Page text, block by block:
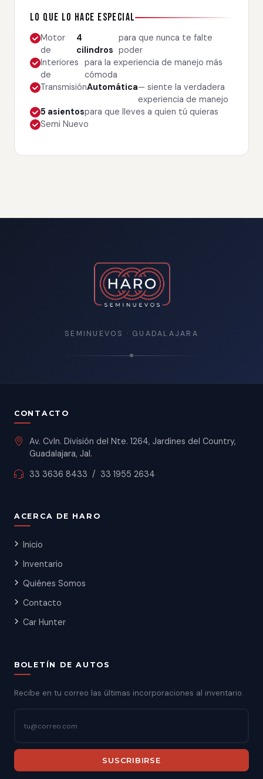
Lo que lo hace especial
Motor
de
4
cilindros
para que nunca te falte
poder
Interiores
de
para la experiencia de manejo más
cómoda
TransmisiónAutomática— siente la verdadera
experiencia de manejo
5 asientospara que lleves a quien tú quieras
Semi Nuevo
SEMINUEVOS · GUADALAJARA
CONTACTO
Av. Cvln. División del Nte. 1264, Jardines del Country,
Guadalajara, Jal.
33 3636 8433 / 33 1955 2634
ACERCA DE HARO
Inicio
Inventario
Quiénes Somos
Contacto
Car Hunter
BOLETÍN DE AUTOS
Recibe en tu correo las últimas incorporaciones al inventario.
SUSCRIBIRSE